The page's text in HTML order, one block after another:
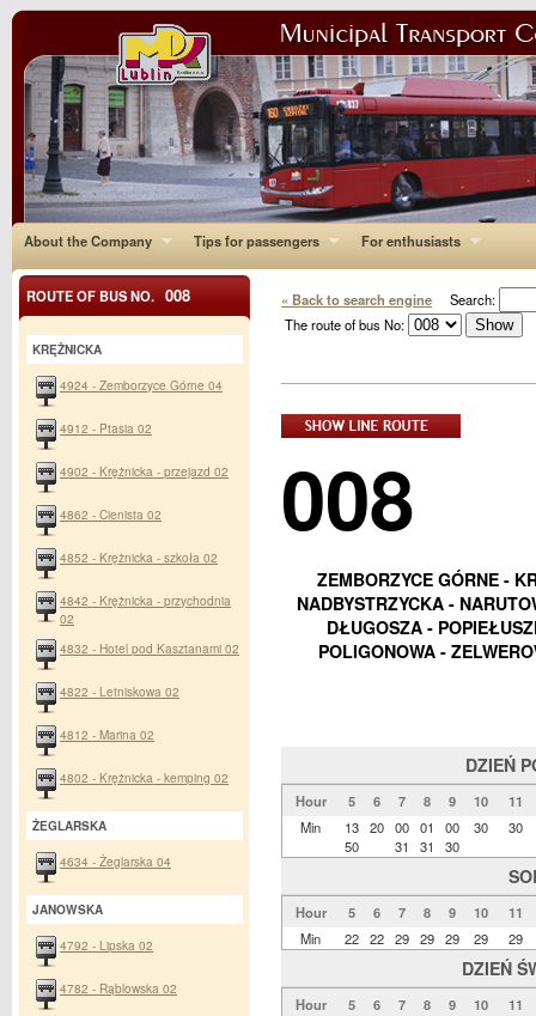
About the Company Tips for passengers For enthusiasts
« Back to search engine Search:
The route of bus No:
008
ZEMBORZYCE GÓRNE -
NADBYSTRZYCKA -
DŁUGOSZA -
POLIGONOWA -
DZIEŃ
Hour 5 6 7 8 9 10
11
Min
13
50
20 00
31
01
31
00
30
30 30
Hour 5 6 7 8 9 10
11
Min
22 22 29 29 29 29 29
DZIEŃ
Hour 5 6 7 8 9 10
11
ROUTE OF BUS NO. 008
KRĘŻNICKA
4924 - Zemborzyce Górne 04
4912 - Ptasia 02
4902 - Krężnicka - przejazd 02
4862 - Cienista 02
4852 - Krężnicka - szkoła 02
4842 - Krężnicka - przychodnia
02
4832 - Hotel pod Kasztanami 02
4822 - Letniskowa 02
4812 - Marina 02
4802 - Krężnicka - kemping 02
ŻEGLARSKA
4634 - Żeglarska 04
JANOWSKA
4792 - Lipska 02
4782 - Rąblowska 02